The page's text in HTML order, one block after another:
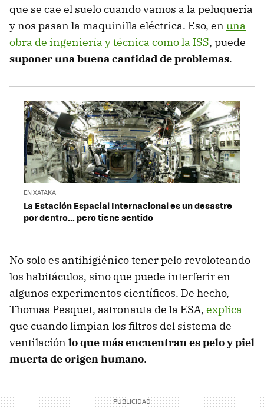
que se cae el suelo cuando vamos a la peluquería
y nos pasan la maquinilla eléctrica. Eso, en una
obra de ingeniería y técnica como la ISS, puede
suponer una buena cantidad de problemas.
EN XATAKA
La Estación Espacial Internacional es un desastre
por dentro... pero tiene sentido
No solo es antihigiénico tener pelo revoloteando
los habitáculos, sino que puede interferir en
algunos experimentos científicos. De hecho,
Thomas Pesquet, astronauta de la ESA, explica
que cuando limpian los filtros del sistema de
ventilación lo que más encuentran es pelo y piel
muerta de origen humano.